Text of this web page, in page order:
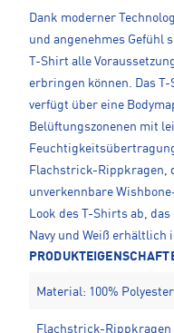
Dank moderner
und angenehmes Gefühl
T-Shirt alle
erbringen können. Das
verfügt über eine
Belüftungszonenen mit
Flachstrick-Rippkragen,
unverkennbare
Look des T-Shirts ab,
Navy und Weiß erhältlich
Material: 100%
Flachstrick-Rippkragen